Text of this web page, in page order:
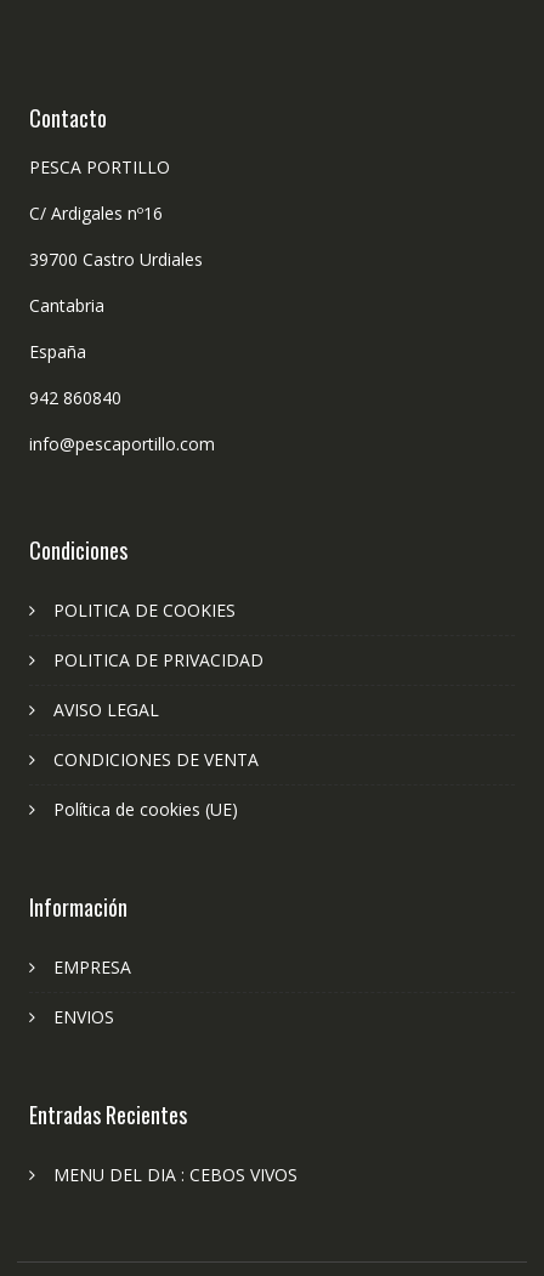
Contacto
PESCA PORTILLO
C/ Ardigales nº16
39700 Castro Urdiales
Cantabria
España
942 860840
info@pescaportillo.com
Condiciones
POLITICA DE COOKIES
POLITICA DE PRIVACIDAD
AVISO LEGAL
CONDICIONES DE VENTA
Política de cookies (UE)
Información
EMPRESA
ENVIOS
Entradas Recientes
MENU DEL DIA : CEBOS VIVOS